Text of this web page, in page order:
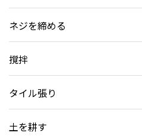
ネジを締める
撹拌
タイル張り
土を耕す